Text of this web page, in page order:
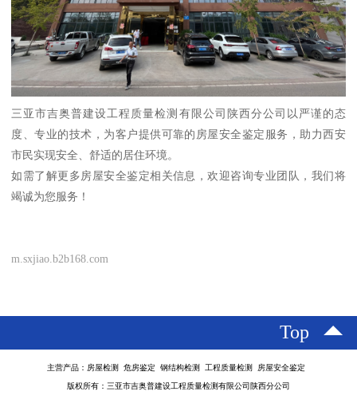
三亚市吉奥普建设工程质量检测有限公司陕西分公司以严谨的态
度、专业的技术，为客户提供可靠的房屋安全鉴定服务，助力西安
市民实现安全、舒适的居住环境。
如需了解更多房屋安全鉴定相关信息，欢迎咨询专业团队，我们将
竭诚为您服务！
m.sxjiao.b2b168.com
Top
主营产品：房屋检测 危房鉴定 钢结构检测 工程质量检测 房屋安全鉴定
版权所有：三亚市吉奥普建设工程质量检测有限公司陕西分公司